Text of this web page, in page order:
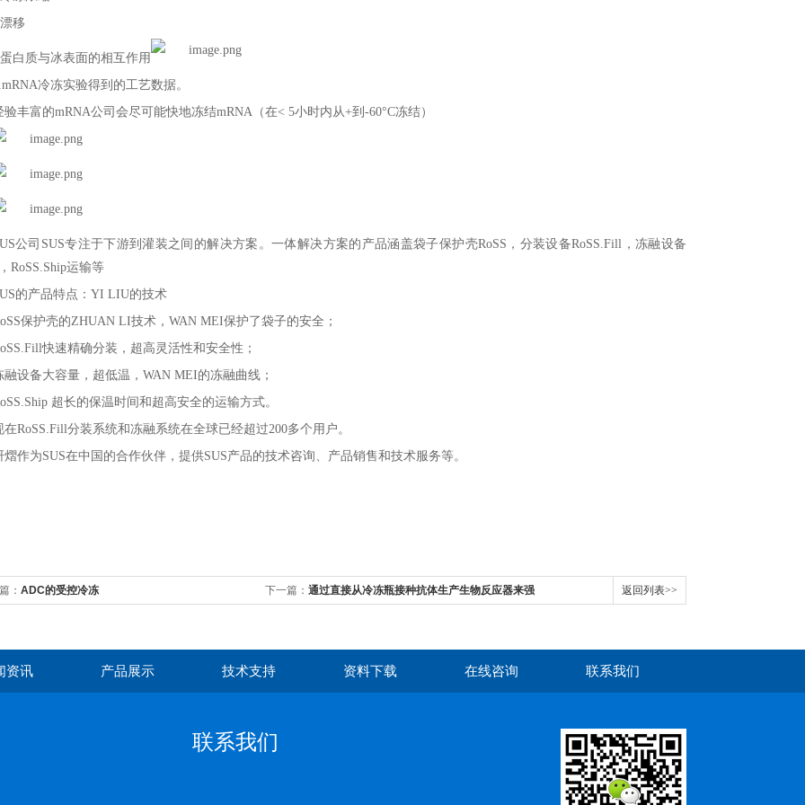
漂移
蛋白质与冰表面的相互作用
冷冻实验得到的工艺数据。
验丰富的mRNA公司会尽可能快地冻结mRNA（在< 5小时内从+到 -60°C冻结）
公司 SUS专注于下游到灌装之间的解决方案。一体解决方案的产品涵盖袋子保护壳RoSS ，分装设备RoSS.Fill ，冻融设备
， RoSS.Ship运输等
的产品特点： YI LIU的技术
保护壳的ZHUAN LI技术，WAN MEI保护了袋子的安全；
快速精确分装，超高灵活性和安全性；
融设备大容量，超低温，WAN MEI的冻融曲线；
超长的保温时间和超高安全的运输方式。
在RoSS.Fill分装系统和冻融系统在全球已经超过200多个用户。
熠作为SUS在中国的合作伙伴，提供SUS产品的技术咨询、产品销售和技术服务等。
： ADC的受控冷冻 下一篇： 通过直接从冷冻瓶接种抗体生产生物反应器来强 返回列表>>
资讯 产品展示 技术支持 资料下载 在线咨询 联系我们
联系我们